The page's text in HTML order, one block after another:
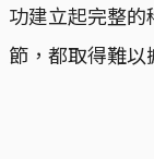
功建立起完整
節，都取得難以